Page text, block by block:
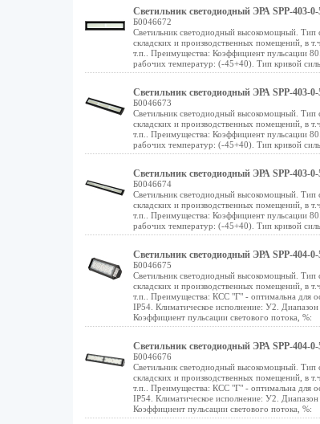
Светильник светодиодный ЭРА SPP-403-
Б0046672
Светильник светодиодный высокомощный.
складских и производственных помещений, в
т.п.. Преимущества: Коэффициент пульсации
рабочих температур: (-45+40). Тип кривой
Светильник светодиодный ЭРА SPP-403-
Б0046673
Светильник светодиодный высокомощный.
складских и производственных помещений, в
т.п.. Преимущества: Коэффициент пульсации
рабочих температур: (-45+40). Тип кривой
Светильник светодиодный ЭРА SPP-403-
Б0046674
Светильник светодиодный высокомощный.
складских и производственных помещений, в
т.п.. Преимущества: Коэффициент пульсации
рабочих температур: (-45+40). Тип кривой
Светильник светодиодный ЭРА SPP-404-
Б0046675
Светильник светодиодный высокомощный.
складских и производственных помещений, в
т.п.. Преимущества: КСС "Г" - оптимальна для
IP54. Климатическое исполнение: У2.
Коэффициент пульсации светового потока, %:
Светильник светодиодный ЭРА SPP-404-
Б0046676
Светильник светодиодный высокомощный.
складских и производственных помещений, в
т.п.. Преимущества: КСС "Г" - оптимальна для
IP54. Климатическое исполнение: У2.
Коэффициент пульсации светового потока, %: